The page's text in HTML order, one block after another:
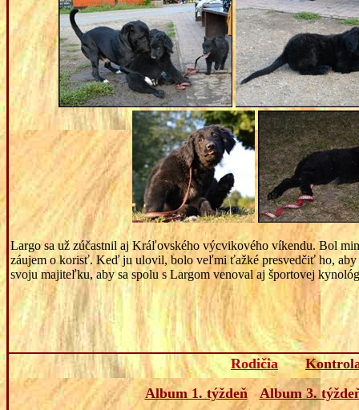
Largo sa už zúčastnil aj Kráľovského výcvikového víkendu. Bol
záujem o korisť. Keď ju ulovil, bolo veľmi ťažké presvedčiť ho,
svoju majiteľku, aby sa spolu s Largom venoval aj športovej
Rodičia
Album 1. týždeň
Album 3.